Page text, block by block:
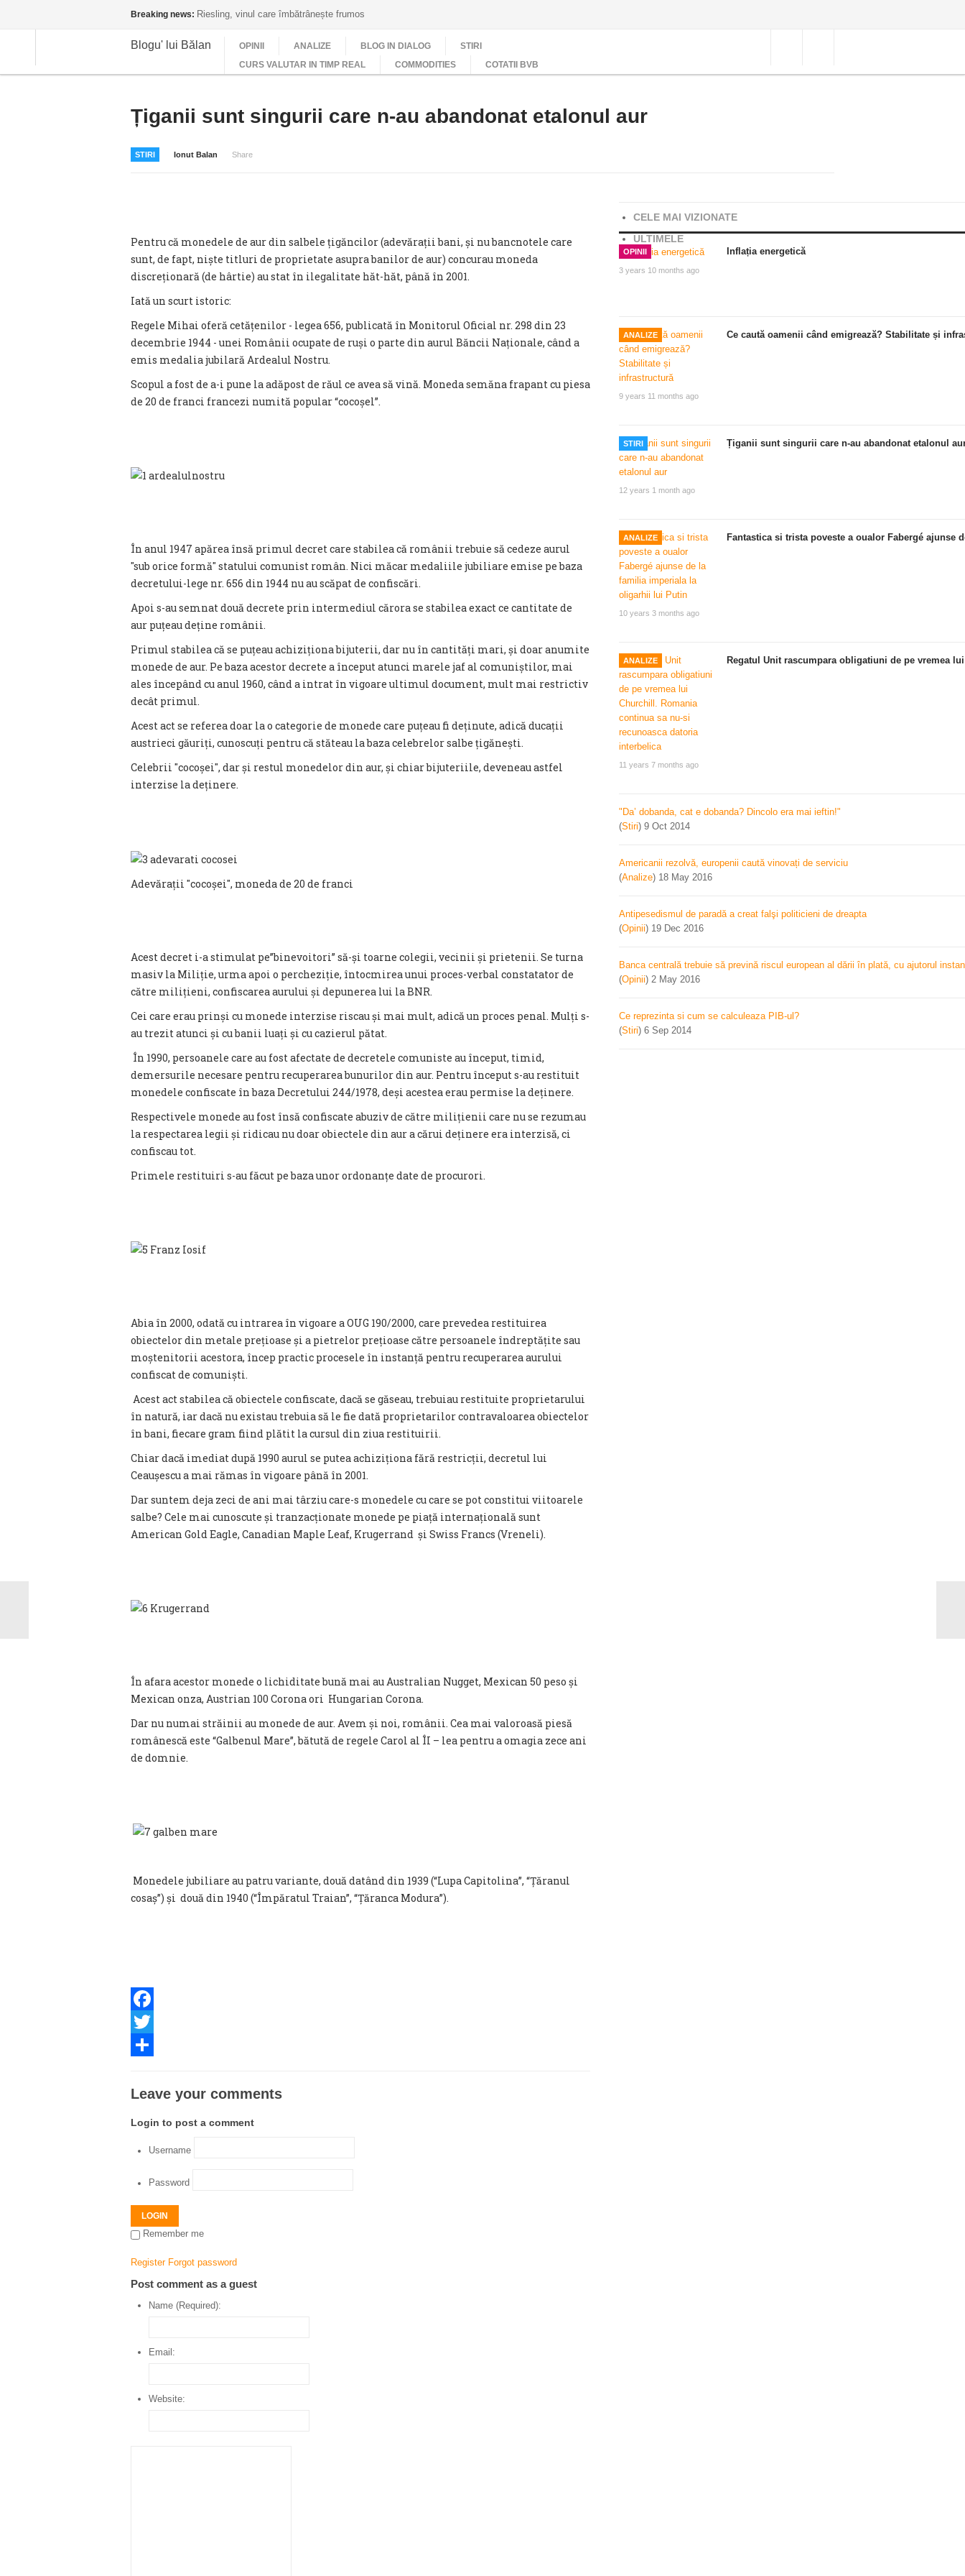
Breaking news: Riesling, vinul care îmbătrânește frumos
Blogu' lui Bălan OPINII ANALIZE BLOG IN DIALOG
STIRI
CURS VALUTAR IN TIMP REAL
COMMODITIES COTATII BVB
Țiganii sunt singurii care n-au abandonat etalonul aur
STIRI Ionut Balan Share
Pentru că monedele de aur din salbele țigăncilor (adevărații bani, și nu bancnotele care
sunt, de fapt, niște titluri de proprietate asupra banilor de aur) concurau moneda
discreționară (de hârtie) au stat în ilegalitate hăt-hăt, până în 2001.
Iată un scurt istoric:
Regele Mihai oferă cetățenilor - legea 656, publicată în Monitorul Oficial nr. 298 din 23
decembrie 1944 - unei Românii ocupate de ruși o parte din aurul Băncii Naționale, când a
emis medalia jubilară Ardealul Nostru.
Scopul a fost de a-i pune la adăpost de răul ce avea să vină. Moneda semăna frapant cu piesa
de 20 de franci francezi numită popular “cocoșel”.
În anul 1947 apărea însă primul decret care stabilea că românii trebuie să cedeze aurul
"sub orice formă" statului comunist român. Nici măcar medaliile jubiliare emise pe baza
decretului-lege nr. 656 din 1944 nu au scăpat de confiscări.
Apoi s-au semnat două decrete prin intermediul cărora se stabilea exact ce cantitate de
aur puțeau deține românii.
Primul stabilea că se puțeau achiziționa bijuterii, dar nu în cantități mari, și doar anumite
monede de aur. Pe baza acestor decrete a început atunci marele jaf al comuniștilor, mai
ales începând cu anul 1960, când a intrat în vigoare ultimul document, mult mai restrictiv
decât primul.
Acest act se referea doar la o categorie de monede care puțeau fi deținute, adică ducații
austrieci găuriți, cunoscuți pentru că stăteau la baza celebrelor salbe țigănești.
Celebrii "cocoșei", dar și restul monedelor din aur, și chiar bijuteriile, deveneau astfel
interzise la deținere.
Adevărații "cocoșei", moneda de 20 de franci
Acest decret i-a stimulat pe”binevoitori” să-și toarne colegii, vecinii și prietenii. Se turna
masiv la Miliție, urma apoi o percheziție, întocmirea unui proces-verbal constatator de
către milițieni, confiscarea aurului și depunerea lui la BNR.
Cei care erau prinși cu monede interzise riscau și mai mult, adică un proces penal. Mulți s-
au trezit atunci și cu banii luați și cu cazierul pătat.
În 1990, persoanele care au fost afectate de decretele comuniste au început, timid,
demersurile necesare pentru recuperarea bunurilor din aur. Pentru început s-au restituit
monedele confiscate în baza Decretului 244/1978, deși acestea erau permise la deținere.
Respectivele monede au fost însă confiscate abuziv de către milițienii care nu se rezumau
la respectarea legii și ridicau nu doar obiectele din aur a cărui deținere era interzisă, ci
confiscau tot.
Primele restituiri s-au făcut pe baza unor ordonanțe date de procurori.
Abia în 2000, odată cu intrarea în vigoare a OUG 190/2000, care prevedea restituirea
obiectelor din metale prețioase și a pietrelor prețioase către persoanele îndreptățite sau
moștenitorii acestora, încep practic procesele în instanță pentru recuperarea aurului
confiscat de comuniști.
Acest act stabilea că obiectele confiscate, dacă se găseau, trebuiau restituite proprietarului
în natură, iar dacă nu existau trebuia să le fie dată proprietarilor contravaloarea obiectelor
în bani, fiecare gram fiind plătit la cursul din ziua restituirii.
Chiar dacă imediat după 1990 aurul se putea achiziționa fără restricții, decretul lui
Ceaușescu a mai rămas în vigoare până în 2001.
Dar suntem deja zeci de ani mai târziu care-s monedele cu care se pot constitui viitoarele
salbe? Cele mai cunoscute și tranzacționate monede pe piață internațională sunt
American Gold Eagle, Canadian Maple Leaf, Krugerrand și Swiss Francs (Vreneli).
În afara acestor monede o lichiditate bună mai au Australian Nugget, Mexican 50 peso și
Mexican onza, Austrian 100 Corona ori Hungarian Corona.
Dar nu numai străinii au monede de aur. Avem și noi, românii. Cea mai valoroasă piesă
românescă este “Galbenul Mare”, bătută de regele Carol al ÎI – lea pentru a omagia zece ani
de domnie.
Monedele jubiliare au patru variante, două datând din 1939 (“Lupa Capitolina”, “Țăranul
cosaș”) și două din 1940 (“Împăratul Traian”, “Țăranca Modura”).
Facebook
Twitter
CELE MAI VIZIONATE
ULTIMELE
OPINII
3 years 10 months ago
Inflația energetică
ANALIZE
9 years 11 months ago
Ce caută oamenii când emigrează? Stabilitate și
STIRI
12 years 1 month ago
Țiganii sunt singurii care n-au abandonat etalonul
ANALIZE
10 years 3 months ago
Fantastica si trista poveste a oualor Fabergé
ANALIZE
11 years 7 months ago
Regatul Unit rascumpara obligatiuni de pe vremea
"Da’ dobanda, cat e dobanda? Dincolo era mai ieftin!"
(Stiri) 9 Oct 2014
Americanii rezolvă, europenii caută vinovați de serviciu
(Analize) 18 May 2016
Antipesedismul de paradă a creat falşi politicieni de dreapta
(Opinii) 19 Dec 2016
Banca centrală trebuie să prevină riscul european al dării în plată, cu ajutorul
(Opinii) 2 May 2016
Ce reprezinta si cum se calculeaza PIB-ul?
(Stiri) 6 Sep 2014
Leave your comments
Login to post a comment
Username
Password
LOGIN
Remember me
Register Forgot password
Post comment as a guest
Name (Required):
Email:
Website: